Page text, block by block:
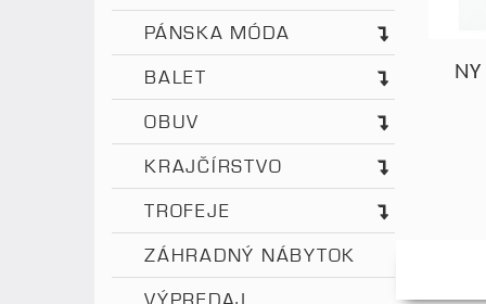
PÁNSKA MÓDA
BALET
OBUV
KRAJČÍRSTVO
TROFEJE
ZÁHRADNÝ NÁBYTOK
VÝPREDAJ